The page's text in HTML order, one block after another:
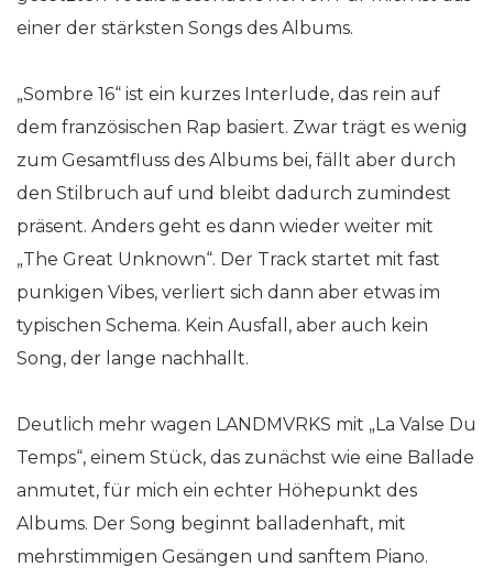
einer der stärksten Songs des Albums.
„Sombre 16“ ist ein kurzes Interlude, das rein auf
dem französischen Rap basiert. Zwar trägt es wenig
zum Gesamtfluss des Albums bei, fällt aber durch
den Stilbruch auf und bleibt dadurch zumindest
präsent. Anders geht es dann wieder weiter mit
„The Great Unknown“. Der Track startet mit fast
punkigen Vibes, verliert sich dann aber etwas im
typischen Schema. Kein Ausfall, aber auch kein
Song, der lange nachhallt.
Deutlich mehr wagen LANDMVRKS mit „La Valse Du
Temps“, einem Stück, das zunächst wie eine Ballade
anmutet, für mich ein echter Höhepunkt des
Albums. Der Song beginnt balladenhaft, mit
mehrstimmigen Gesängen und sanftem Piano.